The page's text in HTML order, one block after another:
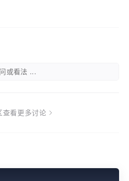
或看法 ...
查看更多讨论